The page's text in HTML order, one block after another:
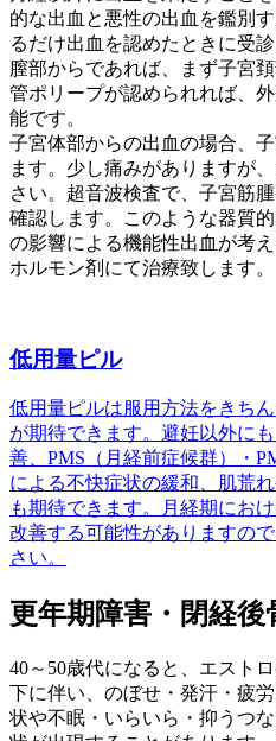
的な出血と悪性の出血を鑑別
るだけ出血を認めたときに受
膣部からであれば、まず子宮
管ポリープが認められれば、
能です。
子宮体部からの出血の場合、
ます。少し痛みがありますが
さい。超音波検査で、子宮筋
確認します。このような器質
の影響による機能性出血が考
ホルモン剤にて治療致します。
低用量ピル
低用量ピルは服用方法をきち
が期待できます。避妊以外に
善、PMS（月経前症候群）・
による不快症状の緩和、肌荒
も期待できます。月経期にお
改善する可能性がありますの
さい。
更年期障害・閉経後
40～50歳代になると、エスト
下に伴い、のぼせ・発汗・疲
状や不眠・いらいら・抑うつ